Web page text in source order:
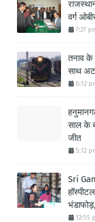
वर्ग
7:27
तनाव के
साथ
6:12
साल के
जीत
5:12
Sri
12:55